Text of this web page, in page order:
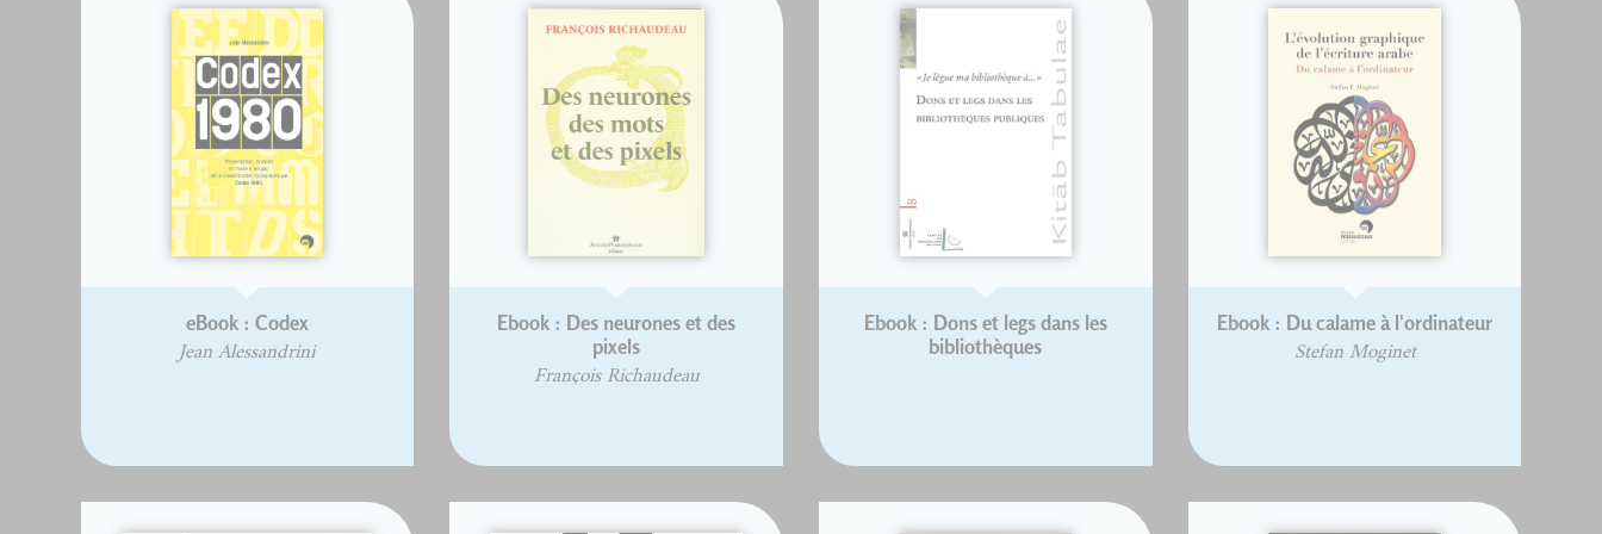
eBook : Codex
Jean Alessandrini
Ebook : Des neurones et des
pixels
François Richaudeau
Ebook : Dons et legs dans les
bibliothèques
Ebook : Du calame à l'ordinateur
Stefan Moginet